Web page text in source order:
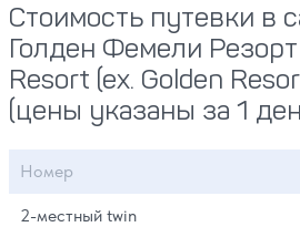
Стоимость путевки в
Голден Фемели Резорт
Resort (ex. Golden
(цены указаны за 1
Номер
2-местный twin